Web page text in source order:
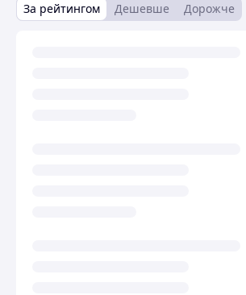
За рейтингом Дешевше Дорожче